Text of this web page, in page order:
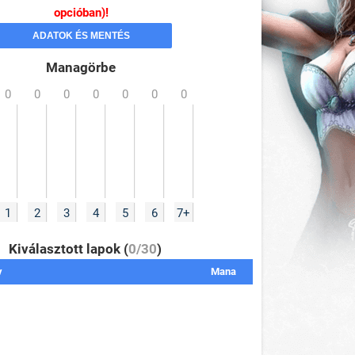
opcióban)!
Managörbe
1 2 3 4 5 6 7+
Kiválasztott lapok (0/30)
Mana